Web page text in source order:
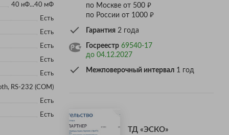
40 нФ...40 мФ
Есть
Есть
Есть
Есть
Есть
RS-232 (COM)
Есть
Есть
по Москве от 500 ₽
по России от 1000 ₽
Гарантия2 года
Госреестр 69540-17
до 04.12.2027
Межповерочный интервал1 год
ТД «ЭСКО»